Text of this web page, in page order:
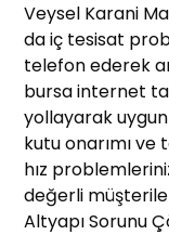
Veysel Karani
da iç tesisat
telefon ederek
bursa internet
yollayarak
kutu onarımı
hız
değerli
Altyapı Sorunu